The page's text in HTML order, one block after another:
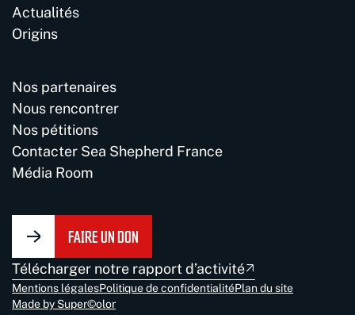
Actualités
Origins
Nos partenaires
Nous rencontrer
Nos pétitions
Contacter Sea Shepherd France
Média Room
FAIRE UN DON
Télécharger notre rapport d’activité
Mentions légalesPolitique de confidentialitéPlan du site
Made by Super©olor